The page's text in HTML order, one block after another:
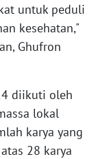
untuk peduli
kesehatan,"
Ghufron
diikuti oleh
lokal
karya yang
28 karya